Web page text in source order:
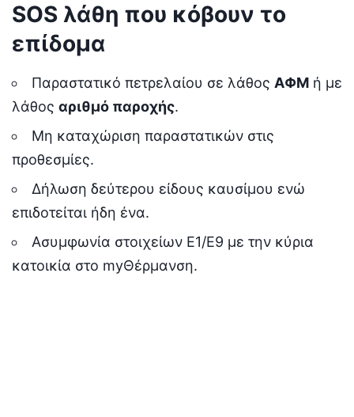
SOS λάθη που κόβουν το
επίδομα
Παραστατικό πετρελαίου σε λάθος ΑΦΜ ή με
λάθος αριθμό παροχής.
Μη καταχώριση παραστατικών στις
προθεσμίες.
Δήλωση δεύτερου είδους καυσίμου ενώ
επιδοτείται ήδη ένα.
Ασυμφωνία στοιχείων Ε1/Ε9 με την κύρια
κατοικία στο myΘέρμανση.